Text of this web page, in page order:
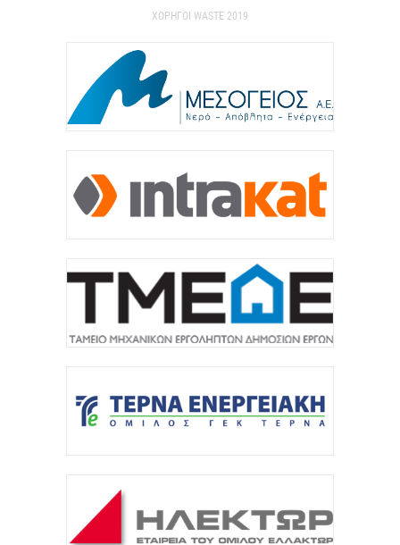
«Γιατί οι Τούρκοι συρρέουν στα ελληνικά νησιά;»
7 Αυγούστου 2026
ΔΕΘ (φωτογραφίες)
7 Αυγούστου 2026
της ΚΑΠ για ενίσχυση της ανταγωνιστικότητας των
7 Αυγούστου 2026
Πανεπιστημίου Κρήτης με 3,358 εκατ. ευρώ για...
7 Αυγούστου 2026
χρηματοοικονομικός σύμβουλος του Ομίλου ΔΕΗ
για τη στρατηγική είσοδό του...
ΧΟΡΗΓΟΙ WASTE 2019